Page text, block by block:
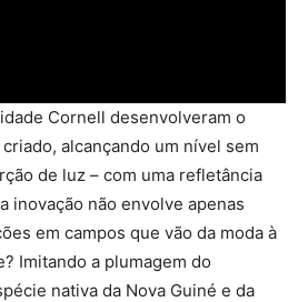
Cornell desenvolveram o
alcançando um nível sem
de luz – com uma refletância
inovação não envolve apenas
em campos que vão da moda à
Imitando a plumagem do
nativa da Nova Guiné e da